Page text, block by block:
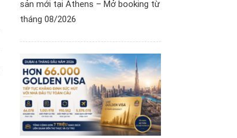
sản mới tại Athens – Mở booking từ
tháng 08/2026